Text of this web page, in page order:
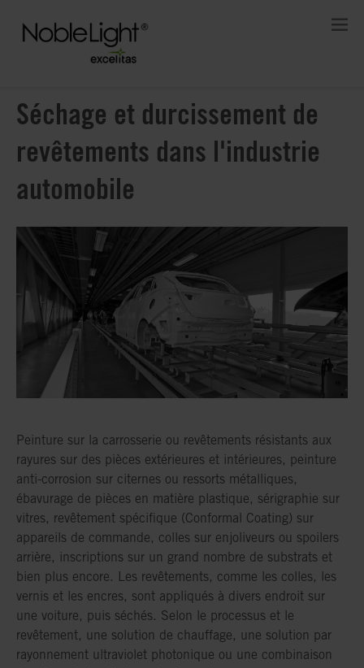
Séchage et durcissement de
revêtements dans l'industrie
automobile
Peinture sur la carrosserie ou revêtements résistants aux
rayures sur des pièces extérieures et intérieures, peinture
anti-corrosion sur citernes ou ressorts métalliques,
ébavurage de pièces en matière plastique, sérigraphie sur
vitres, revêtement spécifique (Conformal Coating) sur
appareils de commande, colles sur enjoliveurs ou spoilers
arrière, inscriptions sur un grand nombre de substrats et
bien plus encore. Les revêtements, comme les colles, les
vernis et les encres, sont appliqués à divers endroit sur
une voiture, puis séchés. Selon le processus et le
revêtement, une solution de chauffage, une solution par
rayonnement ultraviolet photonique ou une combinaison